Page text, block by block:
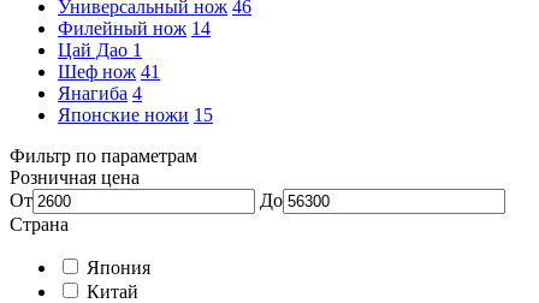
Универсальный нож 46
Филейный нож 14
Цай Дао 1
Шеф нож 41
Янагиба 4
Японские ножи 15
Фильтр по параметрам
Розничная цена
От
До
Страна
Япония
Китай